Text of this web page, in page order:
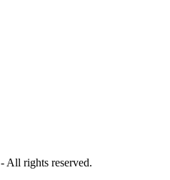
- All rights reserved.